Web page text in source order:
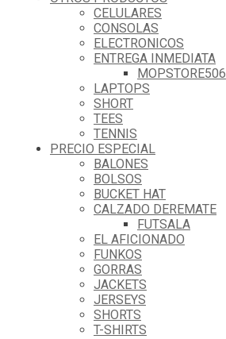
CELULARES
CONSOLAS
ELECTRONICOS
ENTREGA INMEDIATA
MOPSTORE506
LAPTOPS
SHORT
TEES
TENNIS
PRECIO ESPECIAL
BALONES
BOLSOS
BUCKET HAT
CALZADO DEREMATE
FUTSALA
EL AFICIONADO
FUNKOS
GORRAS
JACKETS
JERSEYS
SHORTS
T-SHIRTS